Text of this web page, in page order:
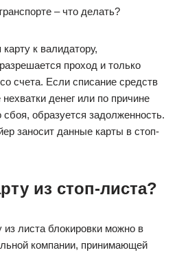
к валидатору,
проход и только
счета. Если списание средств
денег или по причине
сбоя, образуется задолженность.
заносит данные карты в стоп-
из стоп-листа?
листа блокировки можно в
компании, принимающей